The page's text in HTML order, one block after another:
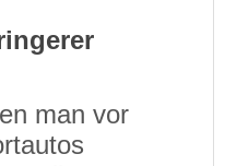
man vor